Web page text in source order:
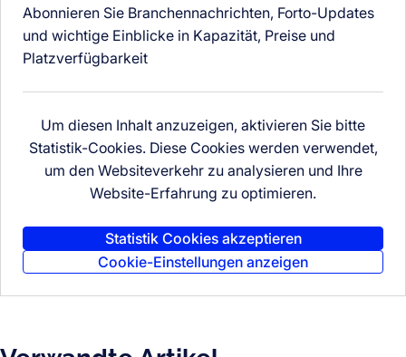
Abonnieren Sie Branchennachrichten, Forto-Updates
und wichtige Einblicke in Kapazität, Preise und
Platzverfügbarkeit
Um diesen Inhalt anzuzeigen, aktivieren Sie bitte
Statistik-Cookies. Diese Cookies werden verwendet,
um den Websiteverkehr zu analysieren und Ihre
Website-Erfahrung zu optimieren.
Statistik Cookies akzeptieren
Cookie-Einstellungen anzeigen